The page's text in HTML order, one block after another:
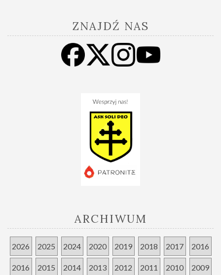
ZNAJDŹ NAS
ARCHIWUM
2026 2025 2024 2020 2019 2018 2017 2016
2016 2015 2014 2013 2012 2011 2010 2009